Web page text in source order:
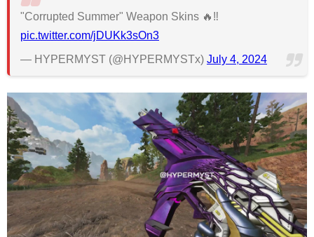
"Corrupted Summer" Weapon Skins 🔥‼
pic.twitter.com/jDUKk3sOn3
— HYPERMYST (@HYPERMYSTx) July 4, 2024